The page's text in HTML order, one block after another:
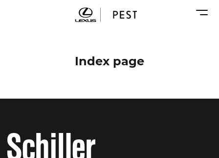
ŠKODA Schiller
Geely Schiller
Seat Schiller
Tesla Approved Body Shop
Index page